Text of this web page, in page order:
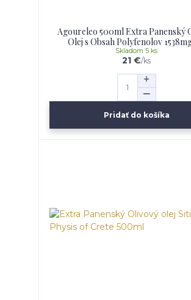
Agoureleo 500ml Extra Panenský
Olej s Obsah Polyfenolov
21 €/ks
Skladom 5 ks
Pridať do košíka